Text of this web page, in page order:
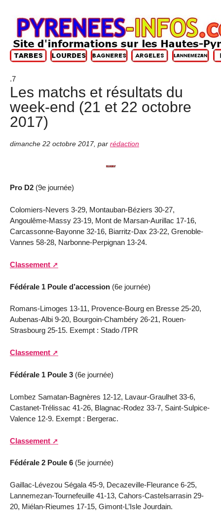
.7
Les matchs et résultats du
week-end (21 et 22 octobre
2017)
dimanche 22 octobre 2017, par rédaction
Pro D2 (9e journée)
Colomiers-Nevers 3-29, Montauban-Béziers 30-27,
Angoulême-Massy 23-19, Mont de Marsan-Aurillac 17-16,
Carcassonne-Bayonne 32-16, Biarritz-Dax 23-22, Grenoble-
Vannes 58-28, Narbonne-Perpignan 13-24.
Classement
Fédérale 1 Poule d’accession (6e journée)
Romans-Limoges 13-11, Provence-Bourg en Bresse 25-20,
Aubenas-Albi 9-20, Bourgoin-Chambéry 26-21, Rouen-
Strasbourg 25-15. Exempt : Stado /TPR
Classement
Fédérale 1 Poule 3 (6e journée)
Lombez Samatan-Bagnères 12-12, Lavaur-Graulhet 33-6,
Castanet-Trélissac 41-26, Blagnac-Rodez 33-7, Saint-Sulpice-
Valence 12-9. Exempt : Bergerac.
Classement
Fédérale 2 Poule 6 (5e journée)
Gaillac-Lévezou Ségala 45-9, Decazeville-Fleurance 6-25,
Lannemezan-Tournefeuille 41-13, Cahors-Castelsarrasin 29-
20, Miélan-Rieumes 17-15, Gimont-L’Isle Jourdain.